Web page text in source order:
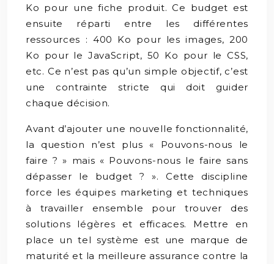
Ko pour une fiche produit. Ce budget est
ensuite réparti entre les différentes
ressources : 400 Ko pour les images, 200
Ko pour le JavaScript, 50 Ko pour le CSS,
etc. Ce n’est pas qu’un simple objectif, c’est
une contrainte stricte qui doit guider
chaque décision.
Avant d’ajouter une nouvelle fonctionnalité,
la question n’est plus « Pouvons-nous le
faire ? » mais « Pouvons-nous le faire sans
dépasser le budget ? ». Cette discipline
force les équipes marketing et techniques
à travailler ensemble pour trouver des
solutions légères et efficaces. Mettre en
place un tel système est une marque de
maturité et la meilleure assurance contre la